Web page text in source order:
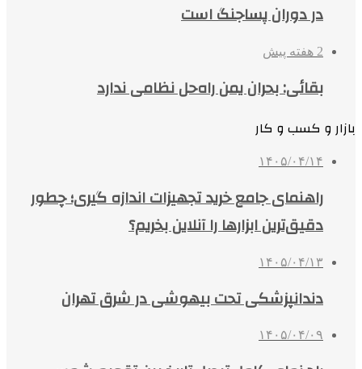
در دوران پساجنگ است
2 هفته پیش
بقائی: بحران یمن راه‌حل نظامی ندارد
بازار و کسب و کار
۱۴۰۵/۰۴/۱۴
راهنمای جامع خرید تجهیزات اندازه گیری؛ چطور
دقیق‌ترین ابزارها را آنلاین بخریم؟
۱۴۰۵/۰۴/۱۳
دندانپزشکی تحت بیهوشی در شرق تهران
۱۴۰۵/۰۴/۰۹